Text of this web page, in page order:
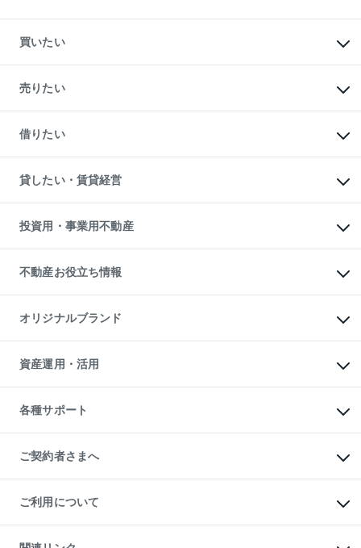
買いたい
新築・分譲マンションの購入
中古マンションの購入
一戸建ての購入
中古一戸建ての購入
不動産購入の流れ
注目キーワード物件特集
購入ガイド
English 繁体中文簡体中文
売りたい
一戸建ての売却・査定
土地の売却・査定
スピードAI査定
不動産査定について
不動産売却の流れ
不動産買換えの流れ
売却ガイド
借りたい
オフィス・店舗の賃貸
借りるときの流れ
借りるガイド
貸したい・賃貸経営
マンション賃料データ
賃貸管理プラン
リロケーションについて
貸すガイド
投資用・事業用不動産
事業用不動産
マンション投資
投資用マンション
アパート経営
収益物件
ビル購入（ビル一棟）
投資用不動産の売却査定
事業用不動産の売却査定
不動産お役立ち情報
マンションライブラリー
人気マンションランキング
暮らしに役立つ不動産メディア
不動産相場・不動産価格情報
不動産コラム・ニュース
不動産用語集
不動産なんでもネット相談室
住まいの税金
オリジナルブランド
一棟リノベーションマンション
L`GENTE（ルジェンテ）
区分リノベーションマンション
投資用一棟レジデンスWELL
不動産小口投資
LEGACIA（レガシア）
資産運用・活用
不動産M&A
アセットマネジメント・出資
各種サポート
相続サポート
リフォームサポート
ご契約者さまへ
ご紹介・再契約特典
入居者様専用-各種ご案内（賃貸）
東急こすもす会「こすもすWeb」
ご利用について
金融商品取引について